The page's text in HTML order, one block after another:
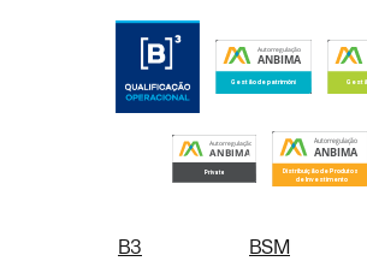
B3 BSM